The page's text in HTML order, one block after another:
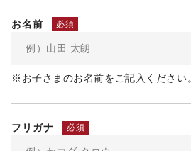
お名前 必須
※お子さまのお名前をご記入ください
フリガナ 必須